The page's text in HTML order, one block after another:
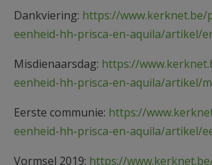
Dankviering: https://www.kerknet.be/
eenheid-hh-prisca-en-aquila/artikel/
Misdienaarsdag: https://
eenheid-hh-prisca-en-aquila/artikel/
Eerste communie: https://
eenheid-hh-prisca-en-aquila/artikel/
Vormsel 2019: https://